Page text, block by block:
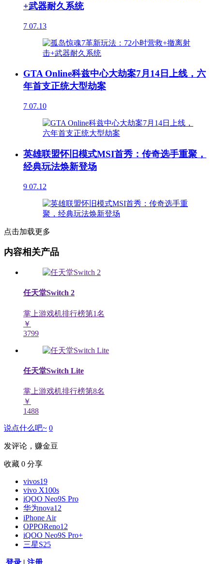
+武器耐久系统
7 07.13
GTA Online科兹中心大劫案7月14日上线，六
年首支正统大型劫案
7 07.10
英雄联盟怀旧模式MSI首秀：传奇选手重聚，
经典玩法焕新登场
9 07.12
点击加载更多
内容相关产品
任天堂Switch 2
掌上游戏机排行榜第1名
￥
3799
任天堂Switch Lite
掌上游戏机排行榜第8名
￥
1488
说点什么吧~ 0
发评论，赚金豆
收藏 0 分享
vivos19
vivo X100s
iQOO Neo9S Pro
华为nova12
iPhone Air
OPPOReno12
iQOO Neo9S Pro+
三星S25
登录 | 注册